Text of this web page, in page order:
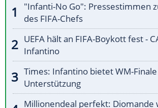
"Infanti-No Go": Pressestimmen
des FIFA-Chefs
UEFA hält an FIFA-Boykott fest -
Infantino
Times: Infantino bietet WM-
Unterstützung
Millionendeal perfekt: Diomande